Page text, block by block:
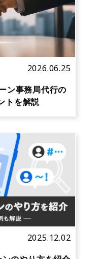
2026.06.25
ン事務局代行の
トを解説
2025.12.02